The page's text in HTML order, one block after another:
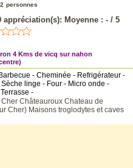
personnes
appréciation(s): Moyenne : - / 5
4 Kms de vicq sur nahon
- Cheminée - Refrigérateur -
linge - Four - Micro onde -
-
Cher Châteauroux Chateau de
Cher) Maisons troglodytes et caves